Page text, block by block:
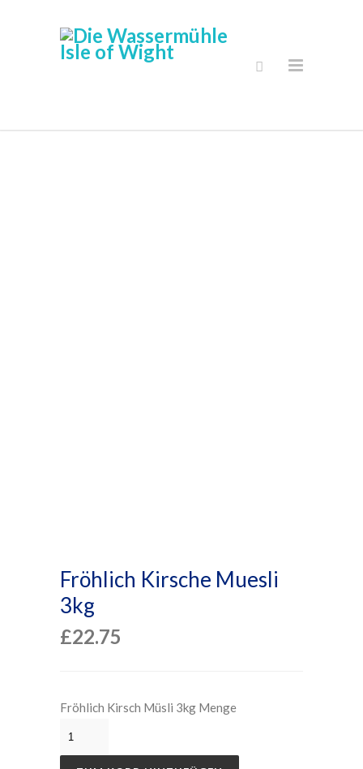
Fröhlich Kirsche Muesli
3kg
£22.75
Fröhlich Kirsch Müsli 3kg Menge